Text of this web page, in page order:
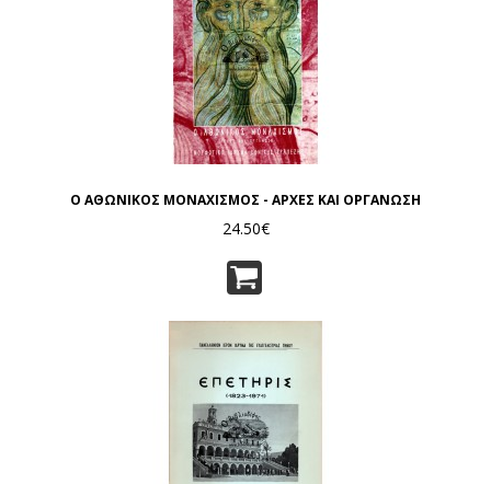
Ο ΑΘΩΝΙΚΟΣ ΜΟΝΑΧΙΣΜΟΣ - ΑΡΧΕΣ ΚΑΙ ΟΡΓΑΝΩΣΗ
24.50€